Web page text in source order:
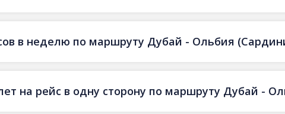
в неделю по маршруту Дубай - Ольбия
на рейс в одну сторону по маршруту Дубай -